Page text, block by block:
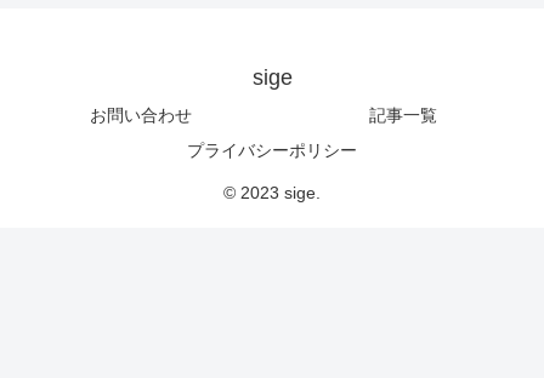
sige
お問い合わせ
記事一覧
プライバシーポリシー
© 2023 sige.